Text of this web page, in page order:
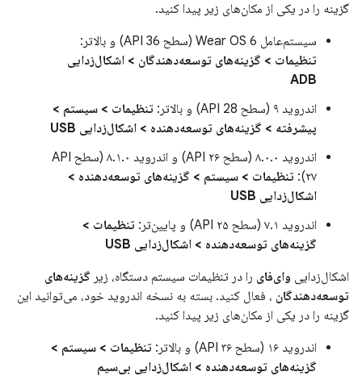
گزینه را در یکی از مکان‌های زیر پیدا کنید.
سیستم‌عامل Wear OS 6 (سطح API 36) و بالاتر:
تنظیمات > گزینه‌های توسعه‌دهندگان > اشکال‌زدایی
ADB
اندروید ۹ (سطح API 28) و بالاتر:
تنظیمات > سیستم >
پیشرفته > گزینه‌های توسعه‌دهنده > اشکال‌زدایی USB
اندروید ۸.۰.۰ (سطح API ۲۶) و اندروید ۸.۱.۰ (سطح API
۲۷):
تنظیمات > سیستم > گزینه‌های توسعه‌دهنده >
اشکال‌زدایی USB
اندروید ۷.۱ (سطح API ۲۵) و پایین‌تر:
تنظیمات >
گزینه‌های توسعه‌دهنده > اشکال‌زدایی USB
اشکال‌زدایی وای‌فای را در تنظیمات سیستم دستگاه، زیر گزینه‌های
توسعه‌دهندگان ، فعال کنید. بسته به نسخه اندروید خود، می‌توانید این
گزینه را در یکی از مکان‌های زیر پیدا کنید.
اندروید ۱۶ (سطح API ۳۶) و بالاتر:
تنظیمات > سیستم >
گزینه‌های توسعه‌دهنده > اشکال‌زدایی بی‌سیم